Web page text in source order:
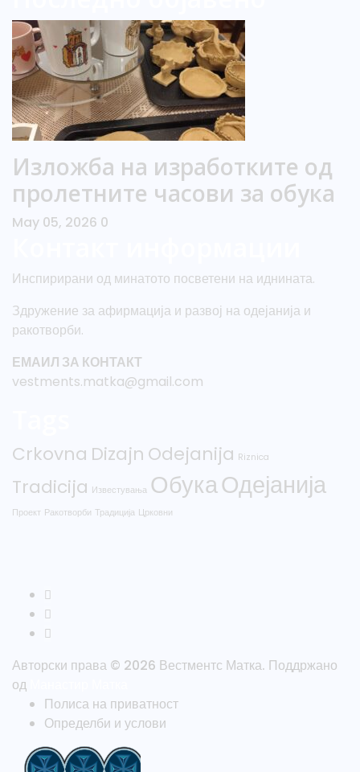
Изложба на изработките од
пролетните часови за обука
May 05, 2026 0
Инспирирани од минатото посветени на иднината.
Здружение за афирмација и развој на одејанија и
ракотворби.
ЕМАИЛ ЗА КОНТАКТ
vestments.matka@gmail.com
Crkovna Dizajn Odejanija Riznica
Tradicija Известувања ОбукаОдејанија
Проект Ракотворби Традиција Црковни
Авторски права © 2026 Вестментс Матка. Поддржано
од
Полиса на приватност
Определби и услови